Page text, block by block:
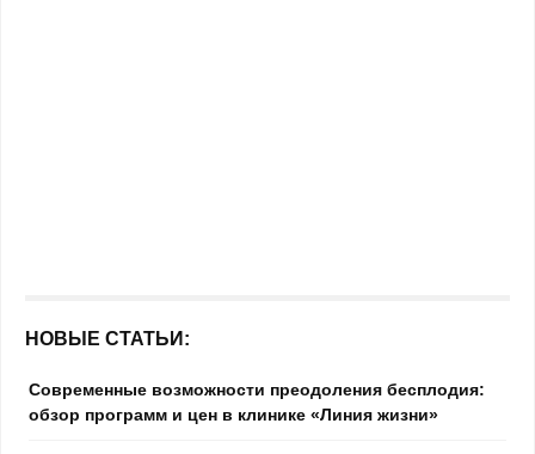
НОВЫЕ СТАТЬИ:
Современные возможности преодоления бесплодия:
обзор программ и цен в клинике «Линия жизни»